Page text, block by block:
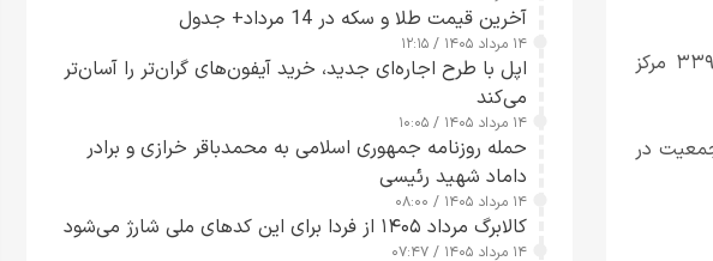
۲۷۵ شهرستان در سطح کشور مورد حمله واقع شد و ۲۳۵۰۱ مرکز اداری و تجاری، ۸۵۷ فضای آموزشی، ۳۳۹ مرکز
و ۳ فروند بالگرد این جمعیت در
آخرین قیمت طلا و سکه در 14 مرداد+ جدول
۱۴ مرداد ۱۴۰۵ / ۱۲:۱۵
اپل با طرح اجاره‌ای جدید، خرید آیفون‌های گران‌تر را آسان‌تر
می‌کند
۱۴ مرداد ۱۴۰۵ / ۱۰:۰۵
حمله روزنامه جمهوری اسلامی به محمدباقر خرازی و برادر
داماد شهید رئیسی
۱۴ مرداد ۱۴۰۵ / ۰۸:۰۰
کالابرگ مرداد ۱۴۰۵ از فردا برای این کدهای ملی شارژ می‌شود
۱۴ مرداد ۱۴۰۵ / ۰۷:۴۷